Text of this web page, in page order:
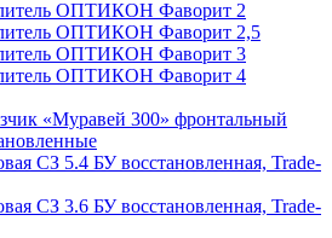
ОПТИКОН Фаворит 2
ОПТИКОН Фаворит 2,5
ОПТИКОН Фаворит 3
ОПТИКОН Фаворит 4
«Муравей 300» фронтальный
СЗ 5.4 БУ восстановленная, Trade-
СЗ 3.6 БУ восстановленная, Trade-